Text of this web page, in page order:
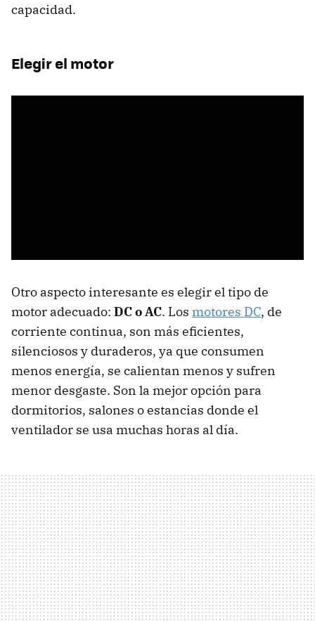
capacidad.
Elegir el motor
Otro aspecto interesante es elegir el tipo de
motor adecuado: DC o AC. Los motores DC, de
corriente continua, son más eficientes,
silenciosos y duraderos, ya que consumen
menos energía, se calientan menos y sufren
menor desgaste. Son la mejor opción para
dormitorios, salones o estancias donde el
ventilador se usa muchas horas al día.